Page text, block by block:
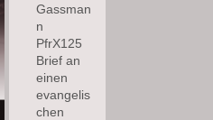
Gassman
n
PfrX125
Brief an
einen
evangelis
chen